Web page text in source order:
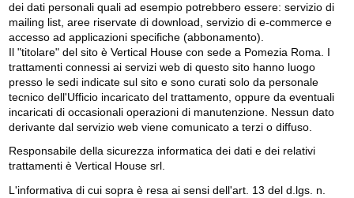
dei dati personali quali ad esempio potrebbero essere: servizio di
mailing list, aree riservate di download, servizio di e-commerce e
accesso ad applicazioni specifiche (abbonamento).
Il "titolare" del sito è Vertical House con sede a Pomezia Roma. I
trattamenti connessi ai servizi web di questo sito hanno luogo
presso le sedi indicate sul sito e sono curati solo da personale
tecnico dell'Ufficio incaricato del trattamento, oppure da eventuali
incaricati di occasionali operazioni di manutenzione. Nessun dato
derivante dal servizio web viene comunicato a terzi o diffuso.
Responsabile della sicurezza informatica dei dati e dei relativi
trattamenti è Vertical House srl.
L'informativa di cui sopra è resa ai sensi dell'art. 13 del d.lgs. n.